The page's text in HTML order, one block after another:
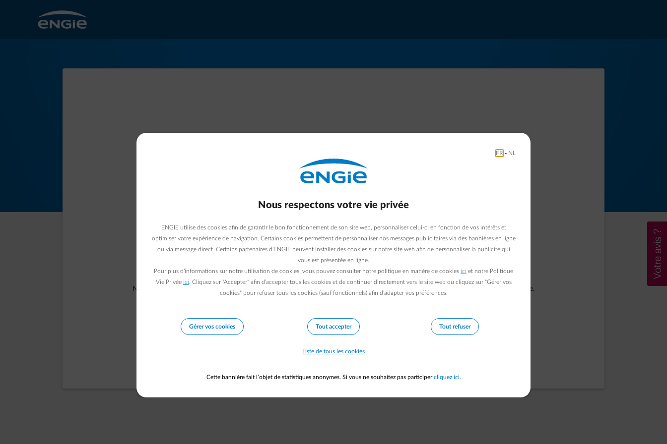
Une erreur de connexion est
votre connexion internet et
réessayer.
Notre équipe a été informée de cette erreur. Notez cet identifiant : LLAH-2769. Communiquez-le au support si le problème persiste.
Vers la page d'accueil
FR- NL
Nous respectons votre vie privée
ENGIE utilise des cookies afin de garantir le bon fonctionnement de son site web, personnaliser celui-ci en fonction de vos intérêts et
optimiser votre expérience de navigation. Certains cookies permettent de personnaliser nos messages publicitaires via des bannières en ligne
ou via message direct. Certains partenaires d’ENGIE peuvent installer des cookies sur notre site web afin de personnaliser la publicité qui
vous est présentée en ligne.
Pour plus d’informations sur notre utilisation de cookies, vous pouvez consulter notre politique en matière de cookies ici et notre Politique
Vie Privée ici . Cliquez sur "Accepter" afin d’accepter tous les cookies et de continuer directement vers le site web ou cliquez sur "Gérer vos
cookies" pour refuser tous les cookies (sauf fonctionnels) afin d’adapter vos préférences.
Gérer vos cookies Tout accepter Tout refuser
Liste de tous les cookies
Cette bannière fait l’objet de statistiques anonymes. Si vous ne souhaitez pas participercliquez ici.